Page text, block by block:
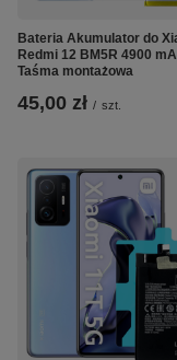
Bateria Akumulator do
Redmi 12 BM5R 4900
Taśma montażowa
45,00 zł / szt.